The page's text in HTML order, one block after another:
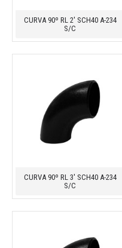
CURVA 90º RL 2' SCH40 A-234
S/C
CURVA 90º RL 3' SCH40 A-234
S/C